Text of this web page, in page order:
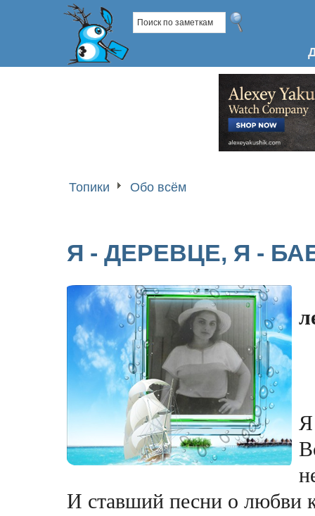
Топики Обо всём
Я - ДЕРЕВЦЕ, Я -
Я
И ставший песни о любви